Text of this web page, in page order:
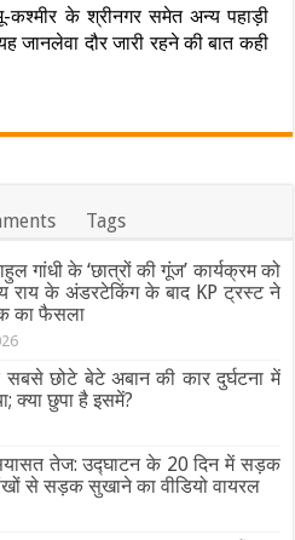
के श्रीनगर समेत अन्य पहाड़ी
जानलेवा दौर जारी रहने की बात कही
Tags
गांधी के ‘छात्रों की गूंज’ कार्यक्रम को
राय के अंडरटेकिंग के बाद KP ट्रस्ट ने
का फैसला
छोटे बेटे अबान की कार दुर्घटना में
क्या छुपा है इसमें?
तेज: उद्घाटन के 20 दिन में सड़क
से सड़क सुखाने का वीडियो वायरल